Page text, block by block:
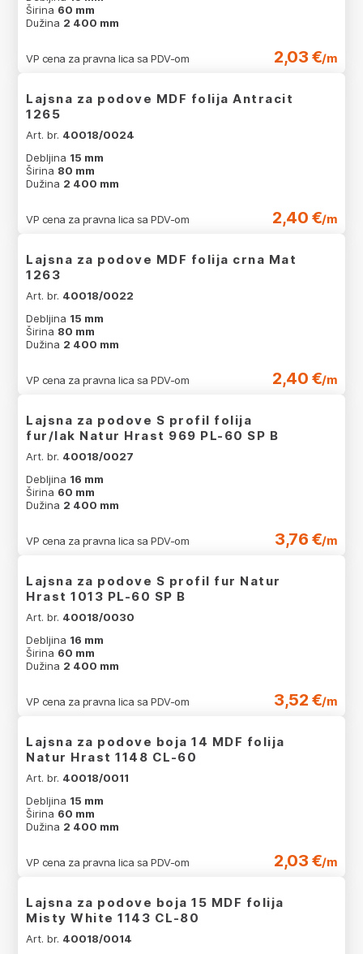
Širina 60 mm
Dužina 2 400 mm
VP cena za pravna lica sa PDV-om 2,03 €/m
Lajsna za podove MDF folija Antracit
1265
Art. br. 40018/0024
Debljina 15 mm
Širina 80 mm
Dužina 2 400 mm
VP cena za pravna lica sa PDV-om 2,40 €/m
Lajsna za podove MDF folija crna Mat
1263
Art. br. 40018/0022
Debljina 15 mm
Širina 80 mm
Dužina 2 400 mm
VP cena za pravna lica sa PDV-om 2,40 €/m
Lajsna za podove S profil folija
fur/lak Natur Hrast 969 PL-60 SP B
Art. br. 40018/0027
Debljina 16 mm
Širina 60 mm
Dužina 2 400 mm
VP cena za pravna lica sa PDV-om 3,76 €/m
Lajsna za podove S profil fur Natur
Hrast 1013 PL-60 SP B
Art. br. 40018/0030
Debljina 16 mm
Širina 60 mm
Dužina 2 400 mm
VP cena za pravna lica sa PDV-om 3,52 €/m
Lajsna za podove boja 14 MDF folija
Natur Hrast 1148 CL-60
Art. br. 40018/0011
Debljina 15 mm
Širina 60 mm
Dužina 2 400 mm
VP cena za pravna lica sa PDV-om 2,03 €/m
Lajsna za podove boja 15 MDF folija
Misty White 1143 CL-80
Art. br. 40018/0014